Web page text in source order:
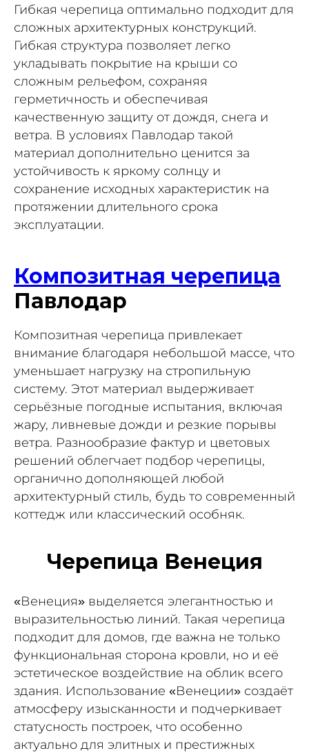
Гибкая черепица оптимально подходит для
сложных архитектурных конструкций.
Гибкая структура позволяет легко
укладывать покрытие на крыши со
сложным рельефом, сохраняя
герметичность и обеспечивая
качественную защиту от дождя, снега и
ветра. В условиях Павлодар такой
материал дополнительно ценится за
устойчивость к яркому солнцу и
сохранение исходных характеристик на
протяжении длительного срока
эксплуатации.
Композитная черепица
Павлодар
Композитная черепица привлекает
внимание благодаря небольшой массе, что
уменьшает нагрузку на стропильную
систему. Этот материал выдерживает
серьёзные погодные испытания, включая
жару, ливневые дожди и резкие порывы
ветра. Разнообразие фактур и цветовых
решений облегчает подбор черепицы,
органично дополняющей любой
архитектурный стиль, будь то современный
коттедж или классический особняк.
Черепица Венеция
«Венеция» выделяется элегантностью и
выразительностью линий. Такая черепица
подходит для домов, где важна не только
функциональная сторона кровли, но и её
эстетическое воздействие на облик всего
здания. Использование «Венеции» создаёт
атмосферу изысканности и подчеркивает
статусность построек, что особенно
актуально для элитных и престижных